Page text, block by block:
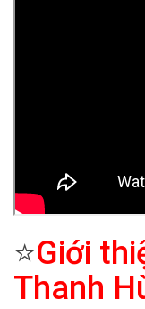
⭐Giới
Thanh